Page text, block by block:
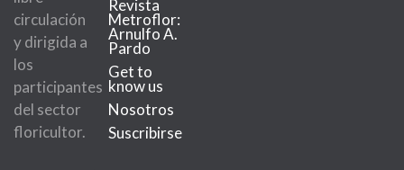
circulación
y dirigida a
los
participantes
del sector
floricultor.
Revista
Metroflor:
Arnulfo A.
Pardo
Get to
know us
Nosotros
Suscribirse